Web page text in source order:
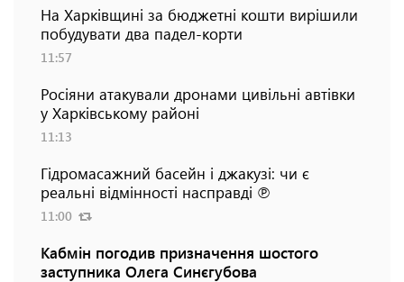
На Харківщині за бюджетні кошти вирішили
побудувати два падел-корти
11:57
Росіяни атакували дронами цивільні автівки
у Харківському районі
11:13
Гідромасажний басейн і джакузі: чи є
реальні відмінності насправді ℗
11:00
Кабмін погодив призначення шостого
заступника Олега Синєгубова